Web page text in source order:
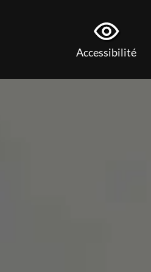
Accessibilité